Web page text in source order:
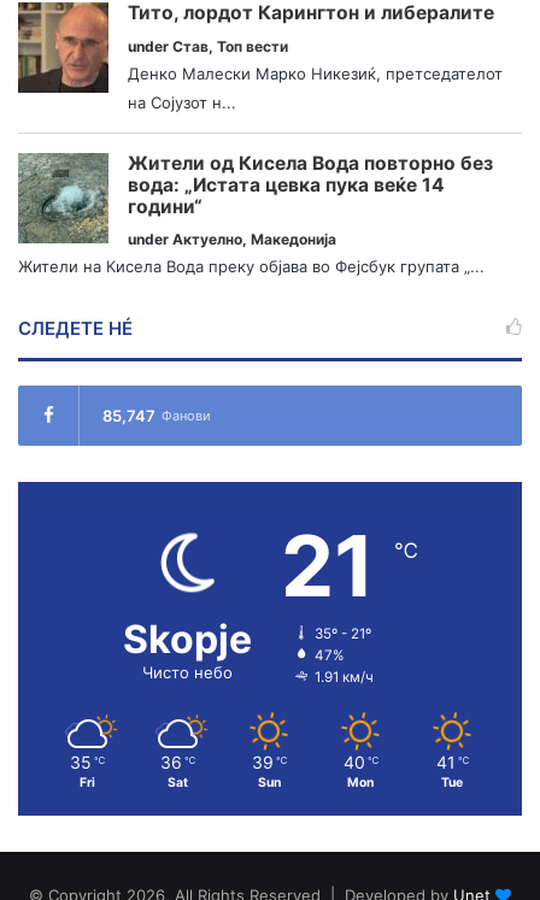
Тито, лордот Карингтон и либералите
under Став, Топ вести
Денко Малески Марко Никезиќ, претседателот
на Сојузот н...
Жители од Кисела Вода повторно без
вода: „Истата цевка пука веќе 14
години“
under Актуелно, Македонија
Жители на Кисела Вода преку објава во Фејсбук групата „...
СЛЕДЕТЕ НÉ
85,747 Фанови
Skopje
Чисто небо
21 ℃
35º - 21º
47%
1.91 км/ч
35 ℃
Fri
36 ℃
Sat
39 ℃
Sun
40 ℃
Mon
41 ℃
Tue
© Copyright 2026, All Rights Reserved | Developed by Unet